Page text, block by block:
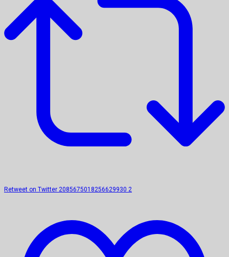
Retweet on Twitter 2085675018256629930 2